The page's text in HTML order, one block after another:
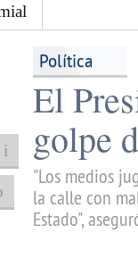
Política
El
golpe
"Los medios
la calle con
Estado",